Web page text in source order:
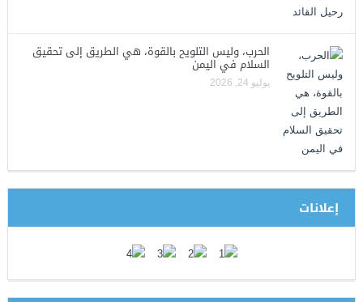
الحرب، وليس التلويح بالقوة، هي الطريق إلى تحقيق
السلام في اليمن
يوليو 24, 2026
إعلانات